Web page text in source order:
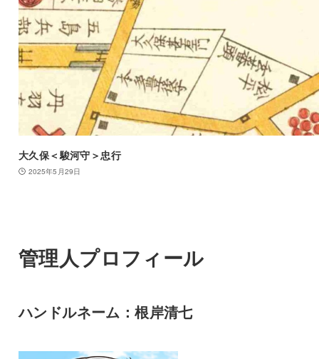
大久保＜駿河守＞忠行
2025年5月29日
管理人プロフィール
ハンドルネーム：根岸清七